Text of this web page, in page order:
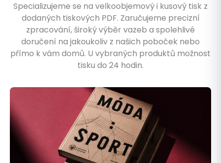
Specializujeme se na velkoobjemový i kusový tisk z
dodaných tiskových PDF. Zaručujeme precizní
zpracování, široký výběr vazeb a spolehlivé
doručení na jakoukoliv z našich poboček nebo
přímo k vám domů. U vybraných produktů možnost
tisku do 24 hodin.